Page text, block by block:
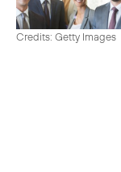
Credits: Getty Images